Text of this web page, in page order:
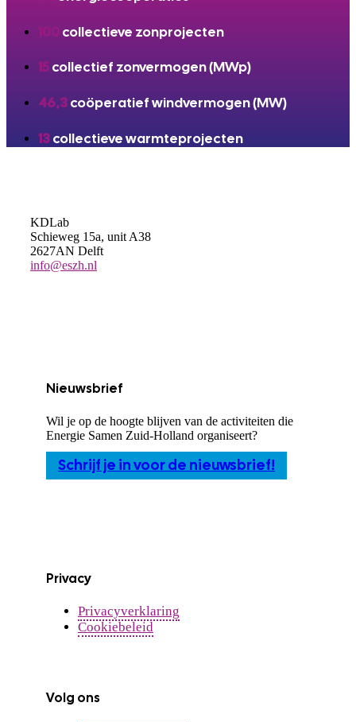
100collectieve zonprojecten
15collectief zonvermogen (MWp)
46,3coöperatief windvermogen (MW)
13collectieve warmteprojecten
KDLab
Schieweg 15a, unit A38
2627AN Delft
info@eszh.nl
Nieuwsbrief
Wil je op de hoogte blijven van de activiteiten die
Energie Samen Zuid-Holland organiseert?
Schrijf je in voor de nieuwsbrief!
Privacy
Privacyverklaring
Cookiebeleid
Volg ons